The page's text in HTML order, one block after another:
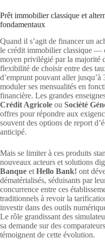
Prêt immobilier classique et
fondamentaux
Quand il s’agit de financer un
le crédit immobilier classique —
moyen privilégié par la majorité
flexibilité de choisir entre des
d’emprunt pouvant aller
moduler ses mensualités en
financière. Les grandes
Crédit Agricole ou Société
offres pour répondre aux
souvent des options de report
anticipé.
Mais se limiter à ces produits
nouveaux acteurs et solutions
Banque et Hello Bank! ont
dématérialisés, séduisants par
concurrence entre ces
traditionnels à revoir la
investir dans des outils
Le rôle grandissant des
sa demande sur des
témoignent de cette évolution.